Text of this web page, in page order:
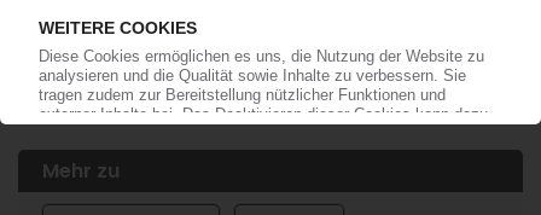
BISCHOF + KLEIN
Vorstand mit Manfred Albrecht erweitert
11.11.2015
Mehr zu